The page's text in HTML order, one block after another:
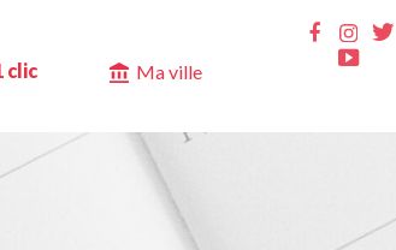
clic Ma ville
Insta